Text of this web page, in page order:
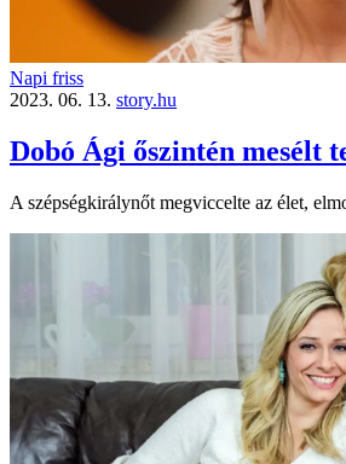
Napi friss
2023. 06. 13. story.hu
Dobó Ági őszintén mesélt
A szépségkirálynőt megviccelte az élet,